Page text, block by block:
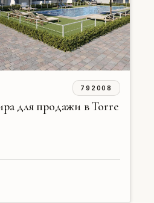
792008
для продажи в Torre